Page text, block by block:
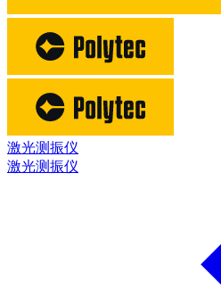
激光测振仪
激光测振仪